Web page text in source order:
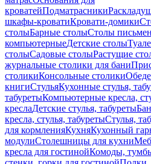
кроватейПодматрасники
шкафы-кроватиКровати-домики
столыБарные столыСтолы
компьютерныеДетские столы
столыСадовые столыРастущие
журнальные столики для бани
столикиКонсольные столики
книгиСтульяКухонные стулья,
табуретыКомпьютерные кресла,
креслаДетские стулья, табуреты
кресла, стулья, табуретыСтулья,
для кормленияКухняКухонный
модулиСтолешницы для кухни
кресла для гостинойКомоды,